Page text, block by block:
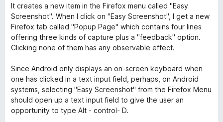
5
t
u
1
/
5
It creates a new item in the Firefox menu called "Easy
Screenshot". When I click on "Easy Screenshot", I get a new
Firefox tab called "Popup Page" which contains four lines
offering three kinds of capture plus a "feedback" option.
Clicking none of them has any observable effect.
Since Android only displays an on-screen keyboard when
one has clicked in a text input field, perhaps, on Android
systems, selecting "Easy Screenshot" from the Firefox Menu
should open up a text input field to give the user an
opportunity to type Alt - control- D.